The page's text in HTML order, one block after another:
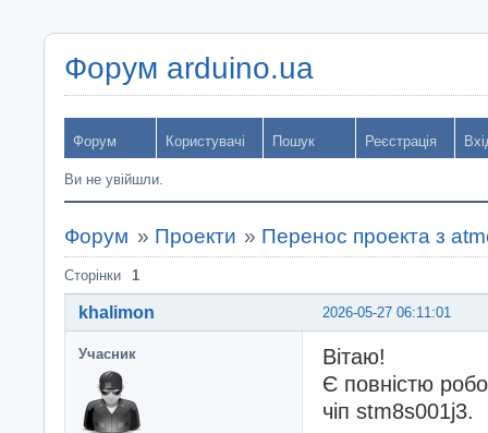
Форум arduino.ua
Форум Користувачі Пошук Реєстрація
Ви не увійшли.
Форум » Проекти » Перенос проекта з
Сторінки 1
2026-05-27 06:11:01
khalimon
Учасник
Вітаю!
Є повністю
чіп stm8s001j3.